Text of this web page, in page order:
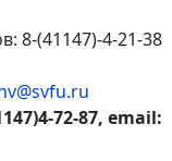
8-(41147)-4-21-38
72-87, email: